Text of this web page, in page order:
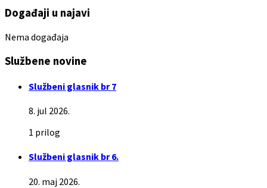
Događaji u najavi
Nema događaja
Službene novine
Službeni glasnik br 7
8. jul 2026.
1 prilog
Službeni glasnik br 6.
20. maj 2026.